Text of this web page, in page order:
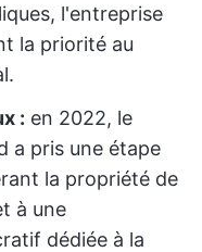
l'entreprise
la priorité au
: en 2022, le
a pris une étape
la propriété de
à une
dédiée à la